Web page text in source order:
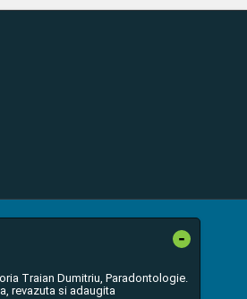
-
Traian Dumitriu, Paradontologie.
revazuta si adaugita